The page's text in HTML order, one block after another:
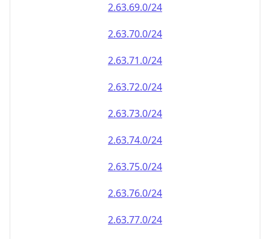
2.63.69.0/24
2.63.70.0/24
2.63.71.0/24
2.63.72.0/24
2.63.73.0/24
2.63.74.0/24
2.63.75.0/24
2.63.76.0/24
2.63.77.0/24